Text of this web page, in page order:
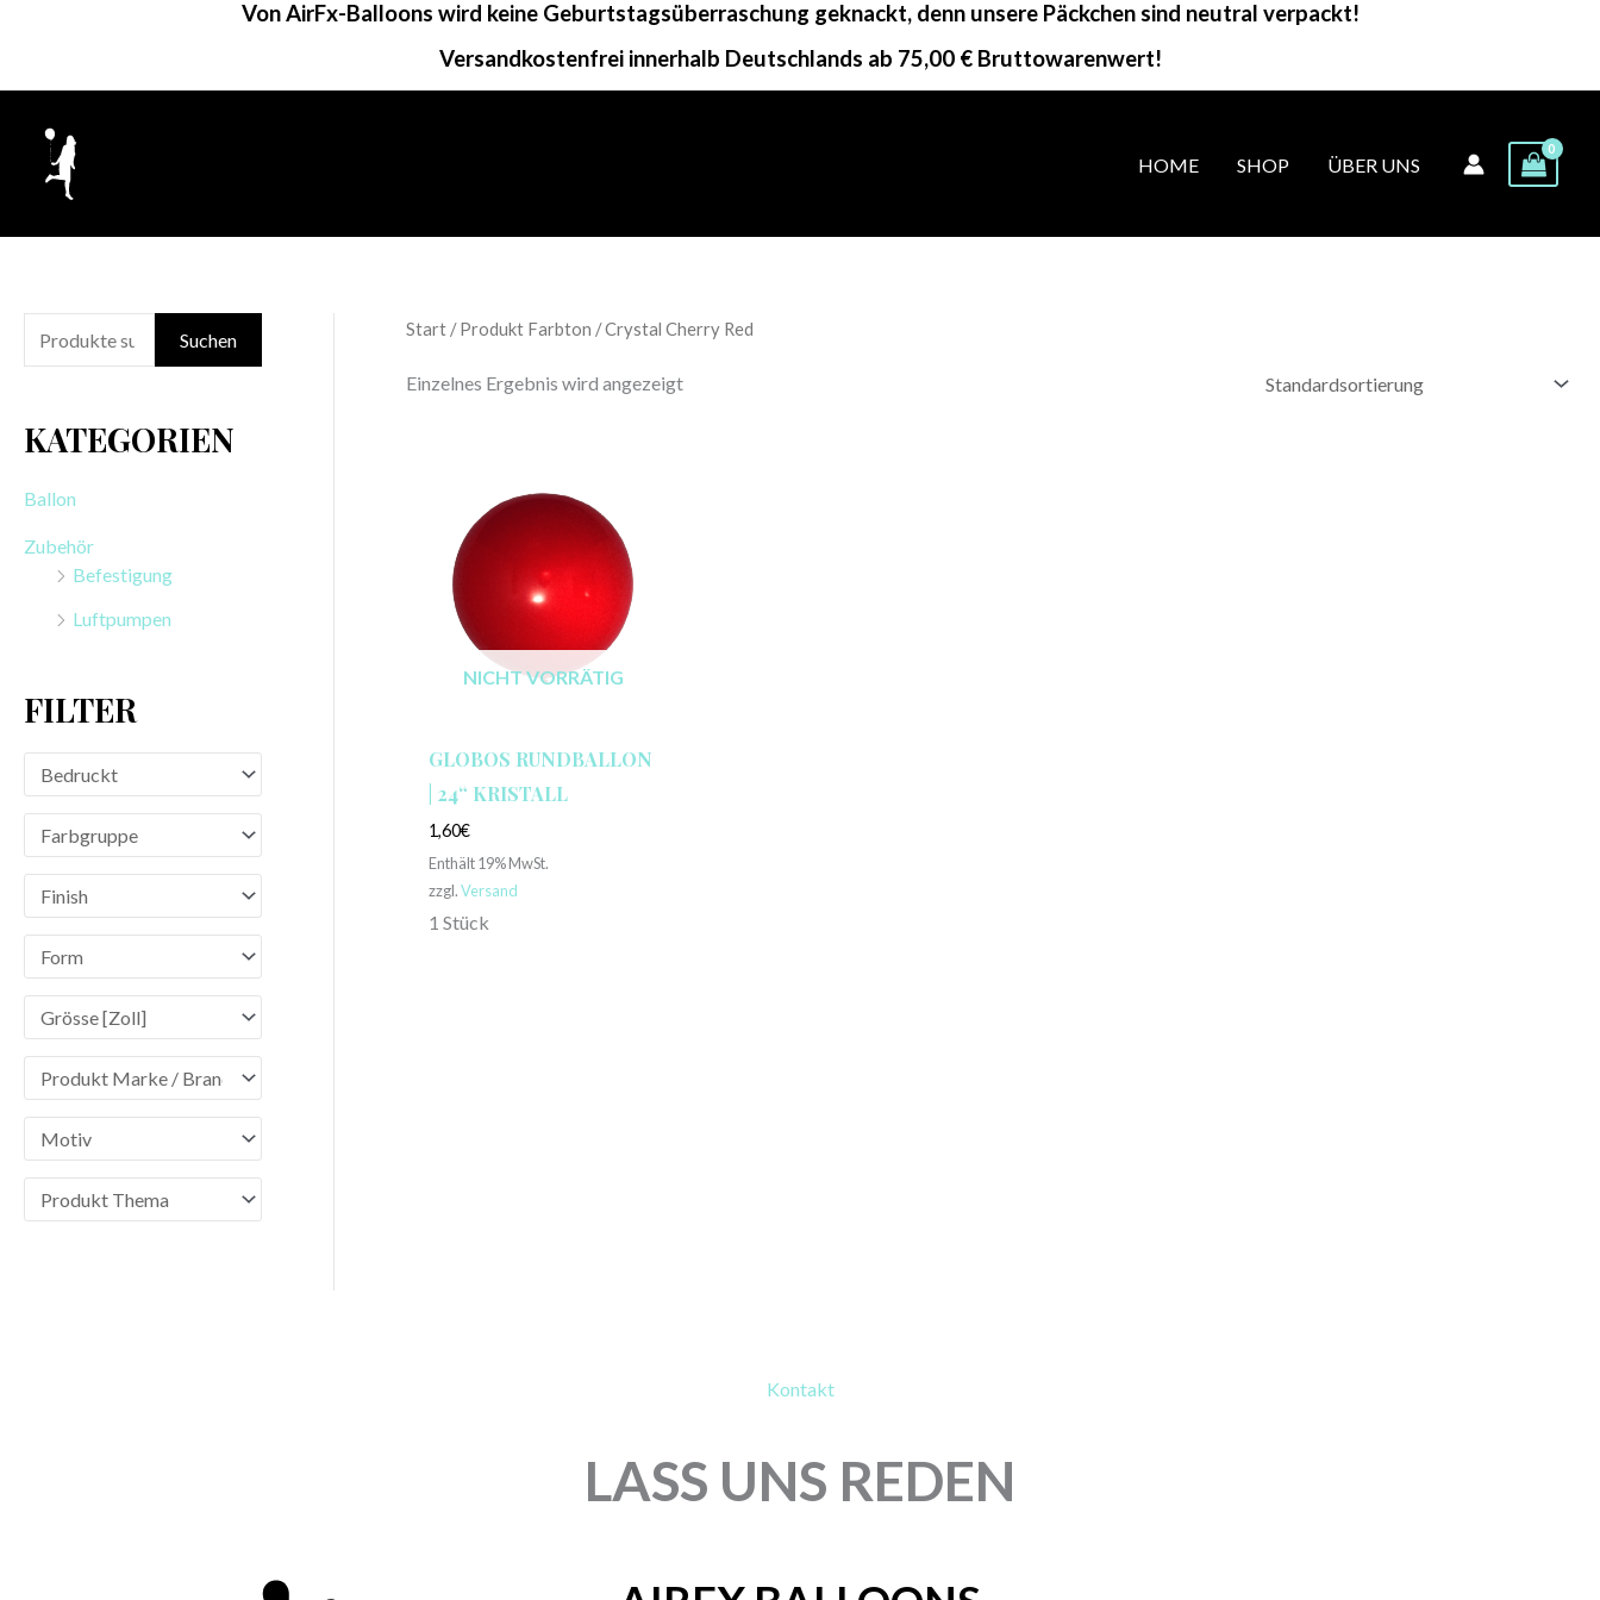
springen
Von AirFx-Balloons wird keine Geburtstagsüberraschung geknackt, denn unsere Päckchen sind neutral verpackt!
Versandkostenfrei innerhalb Deutschlands ab 75,00 € Bruttowarenwert!
HOME SHOP ÜBER UNS
u
h
n
Suchen
KATEGORIEN
Ballon
Zubehör
Befestigung
Luftpumpen
FILTER
Start/ Produkt Farbton / Crystal Cherry Red
Einzelnes Ergebnis wird angezeigt
NICHT VORRÄTIG
GLOBOS RUNDBALLON
| 24“ KRISTALL
1,60€
Enthält 19% MwSt.
zzgl.Versand
1 Stück
Kontakt
LASS UNS REDEN